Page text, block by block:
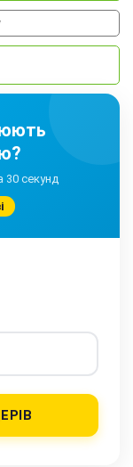
30 секунд